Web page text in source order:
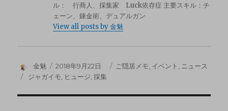
ル： 行商人、採集家 Luck依存症 主要スキル：チ
ェーン、錬金術、デュアルガン
View all posts by 金魅
金魅 2018年9月22日 ご隠居メモ イベント
ニュース
ジャガイモ, ヒュージ,採集